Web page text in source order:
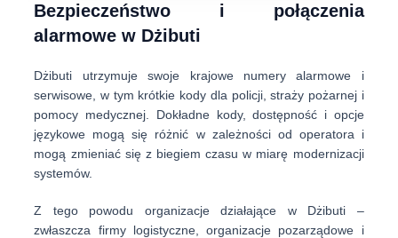
Bezpieczeństwo i połączenia
alarmowe w Dżibuti
Dżibuti utrzymuje swoje krajowe numery alarmowe i
serwisowe , w tym krótkie kody dla policji, straży pożarnej i
pomocy medycznej. Dokładne kody, dostępność i opcje
językowe mogą się różnić w zależności od operatora i
mogą zmieniać się z biegiem czasu w miarę modernizacji
systemów.
Z tego powodu organizacje działające w Dżibuti –
zwłaszcza firmy logistyczne, organizacje pozarządowe i